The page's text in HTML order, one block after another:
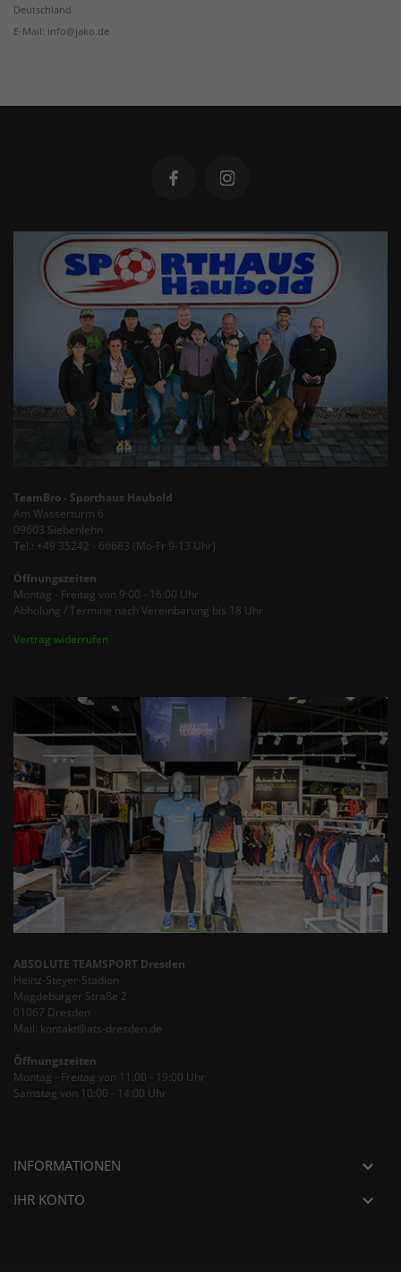
Deutschland
E-Mail: info@jako.de
TeamBro - Sporthaus Haubold
Am Wasserturm 6
09603 Siebenlehn
Tel.: +49 35242 - 66683 (Mo-Fr 9-13 Uhr)
Öffnungszeiten
Montag - Freitag von 9:00 - 16:00 Uhr
Abholung / Termine nach Vereinbarung bis 18 Uhr
Vertrag widerrufen
ABSOLUTE TEAMSPORT Dresden
Heinz-Steyer-Stadion
Magdeburger Straße 2
01067 Dresden
Mail: kontakt@ats-dresden.de
Öffnungszeiten
Montag - Freitag von 11:00 - 19:00 Uhr
Samstag von 10:00 - 14:00 Uhr
INFORMATIONEN 
IHR KONTO 